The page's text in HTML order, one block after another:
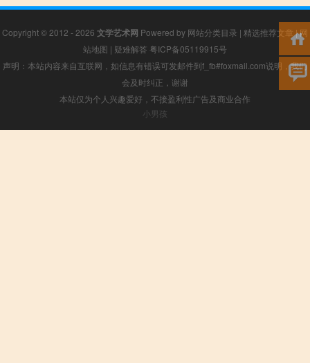
Copyright © 2012 - 2026 文学艺术网 Powered by 网站分类目录 | 精选推荐文章 |网
站地图 | 疑难解答 粤ICP备05119915号
声明：本站内容来自互联网，如信息有错误可发邮件到f_fb#foxmail.com说明，我们
会及时纠正，谢谢
本站仅为个人兴趣爱好，不接盈利性广告及商业合作
小男孩